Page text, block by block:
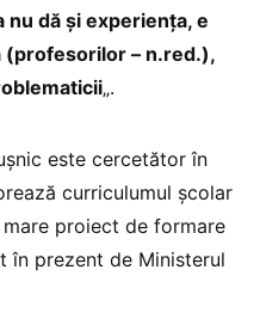
nu dă și experiența, e
(profesorilor – n.red.),
„.
este cercetător în
curriculumul școlar
proiect de formare
în prezent de Ministerul